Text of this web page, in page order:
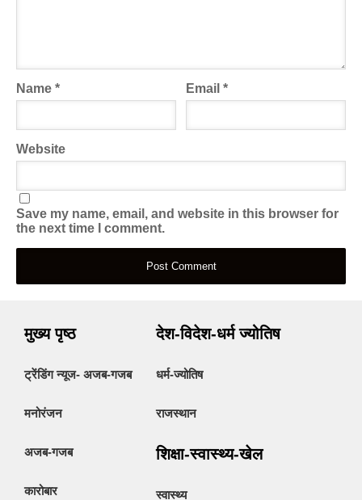
Name * Email*
Website
Save my name, email, and website in this browser for
the next time I comment.
मुख्य पृष्ठ
ट्रेंडिंग न्यूज- अजब-गजब
मनोरंजन
अजब-गजब
कारोबार
देश-विदेश-धर्म ज्योतिष
धर्म-ज्योतिष
राजस्थान
शिक्षा-स्वास्थ्य-खेल
स्वास्थ्य